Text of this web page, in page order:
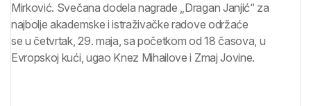
Mirković. Svečana dodela nagrade „Dragan Janjić“ za
najbolje akademske i istraživačke radove održaće
se u četvrtak, 29. maja, sa početkom od 18 časova, u
Evropskoj kući, ugao Knez Mihailove i Zmaj Jovine.